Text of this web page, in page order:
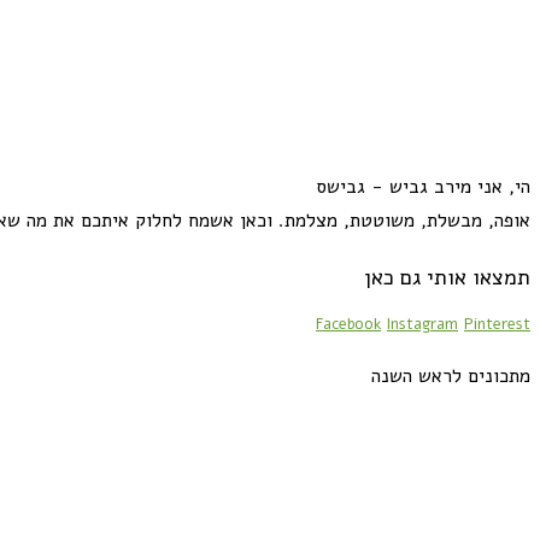
הי, אני מירב גביש - גבישס
אופה, מבשלת, משוטטת, מצלמת. וכאן אשמח לחלוק איתכם את מה
תמצאו אותי גם כאן
Facebook Instagram Pinterest
מתכונים לראש השנה